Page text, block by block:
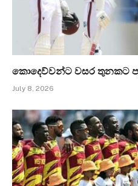
කොදෙව්වන්ට වසර තුනකට
July 8, 2026